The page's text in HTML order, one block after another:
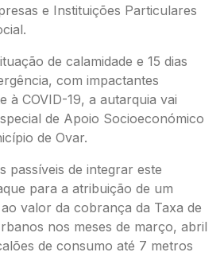
e Instituições Particulares
de calamidade e 15 dias
com impactantes
à COVID-19, a autarquia vai
de Apoio Socioeconómico
de Ovar.
passíveis de integrar este
para a atribuição de um
valor da cobrança da Taxa de
nos meses de março, abril
de consumo até 7 metros